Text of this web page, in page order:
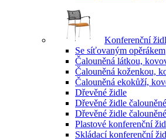
Konferenční
Se síťovaným opěrákem
Čalouněná látkou,
Čalouněná koženkou,
Čalouněná ekokůží,
Dřevěné židle
Dřevěné židle
Dřevěné židle
Plastové konferenční
Skládací konferenční